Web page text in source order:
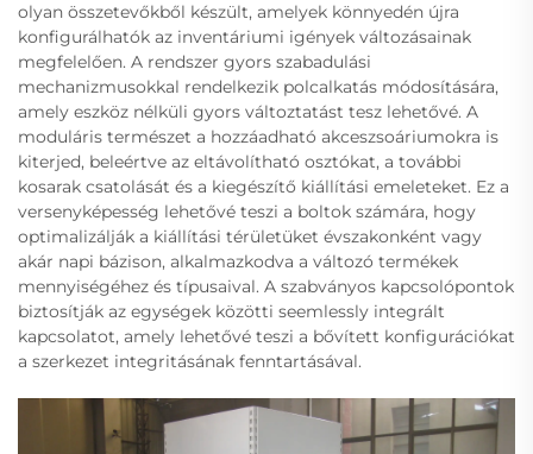
olyan összetevőkből készült, amelyek könnyedén újra
konfigurálhatók az inventáriumi igények változásainak
megfelelően. A rendszer gyors szabadulási
mechanizmusokkal rendelkezik polcalkatás módosítására,
amely eszköz nélküli gyors változtatást tesz lehetővé. A
moduláris természet a hozzáadható akceszsoáriumokra is
kiterjed, beleértve az eltávolítható osztókat, a további
kosarak csatolását és a kiegészítő kiállítási emeleteket. Ez a
versenyképesség lehetővé teszi a boltok számára, hogy
optimalizálják a kiállítási térületüket évszakonként vagy
akár napi bázison, alkalmazkodva a változó termékek
mennyiségéhez és típusaival. A szabványos kapcsolópontok
biztosítják az egységek közötti seemlessly integrált
kapcsolatot, amely lehetővé teszi a bővített konfigurációkat
a szerkezet integritásának fenntartásával.